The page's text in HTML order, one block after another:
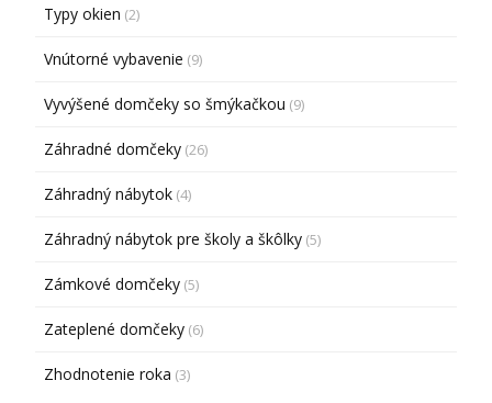
Typy okien (2)
Vnútorné vybavenie (9)
Vyvýšené domčeky so šmýkačkou (9)
Záhradné domčeky (26)
Záhradný nábytok (4)
Záhradný nábytok pre školy a škôlky (5)
Zámkové domčeky (5)
Zateplené domčeky (6)
Zhodnotenie roka (3)